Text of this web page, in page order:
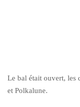
Le bal était ouvert, les
et Polkalune.